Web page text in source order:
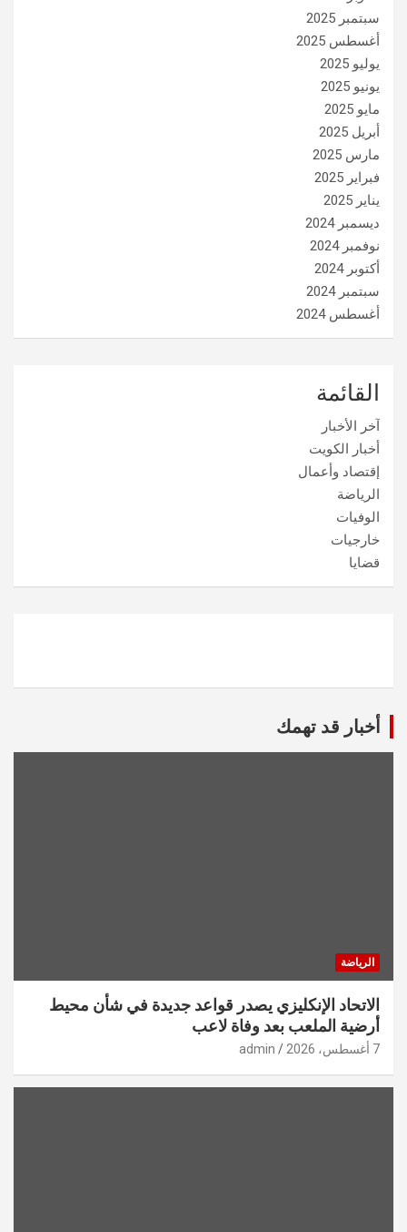
سبتمبر 2025
أغسطس 2025
يوليو 2025
يونيو 2025
مايو 2025
أبريل 2025
مارس 2025
فبراير 2025
يناير 2025
ديسمبر 2024
نوفمبر 2024
أكتوبر 2024
سبتمبر 2024
أغسطس 2024
القائمة
آخر الأخبار
أخبار الكويت
إقتصاد وأعمال
الرياضة
الوفيات
خارجيات
قضايا
أخبار قد تهمك
الرياضة
الاتحاد الإنكليزي يصدر قواعد جديدة في شأن محيط
أرضية الملعب بعد وفاة لاعب
7 أغسطس، 2026 admin